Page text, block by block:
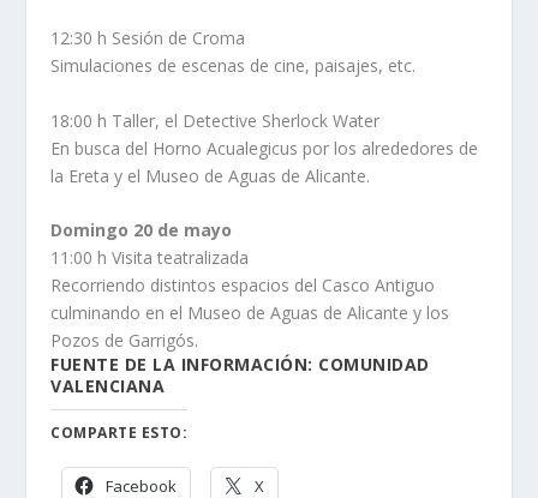
12:30 h Sesión de Croma
Simulaciones de escenas de cine, paisajes, etc.
18:00 h Taller, el Detective Sherlock Water
En busca del Horno Acualegicus por los alrededores de
la Ereta y el Museo de Aguas de Alicante.
Domingo 20 de mayo
11:00 h Visita teatralizada
Recorriendo distintos espacios del Casco Antiguo
culminando en el Museo de Aguas de Alicante y los
Pozos de Garrigós.
FUENTE DE LA INFORMACIÓN: COMUNIDAD
VALENCIANA
COMPARTE ESTO:
Facebook X